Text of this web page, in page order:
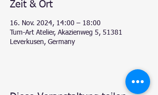
Zeit & Ort
16. Nov. 2024, 14:00 – 18:00
Tum-Art Atelier, Akazienweg 5, 51381
Leverkusen, Germany